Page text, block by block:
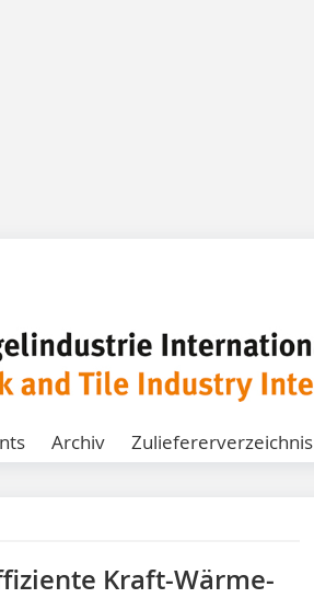
Archiv Zuliefererverzeichnis
Kraft-Wärme-